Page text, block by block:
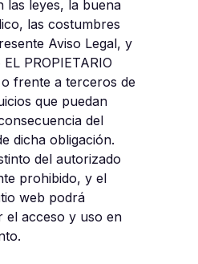
las leyes, la buena
las costumbres
Aviso Legal, y
PROPIETARIO
o frente a terceros de
que puedan
del
dicha obligación.
del autorizado
prohibido, y el
web podrá
el acceso y uso en